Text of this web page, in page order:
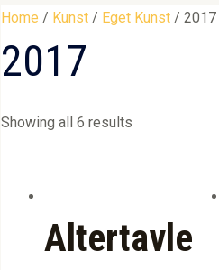
Home / Kunst / Eget Kunst / 2017
2017
Showing all 6 results
Altertavle